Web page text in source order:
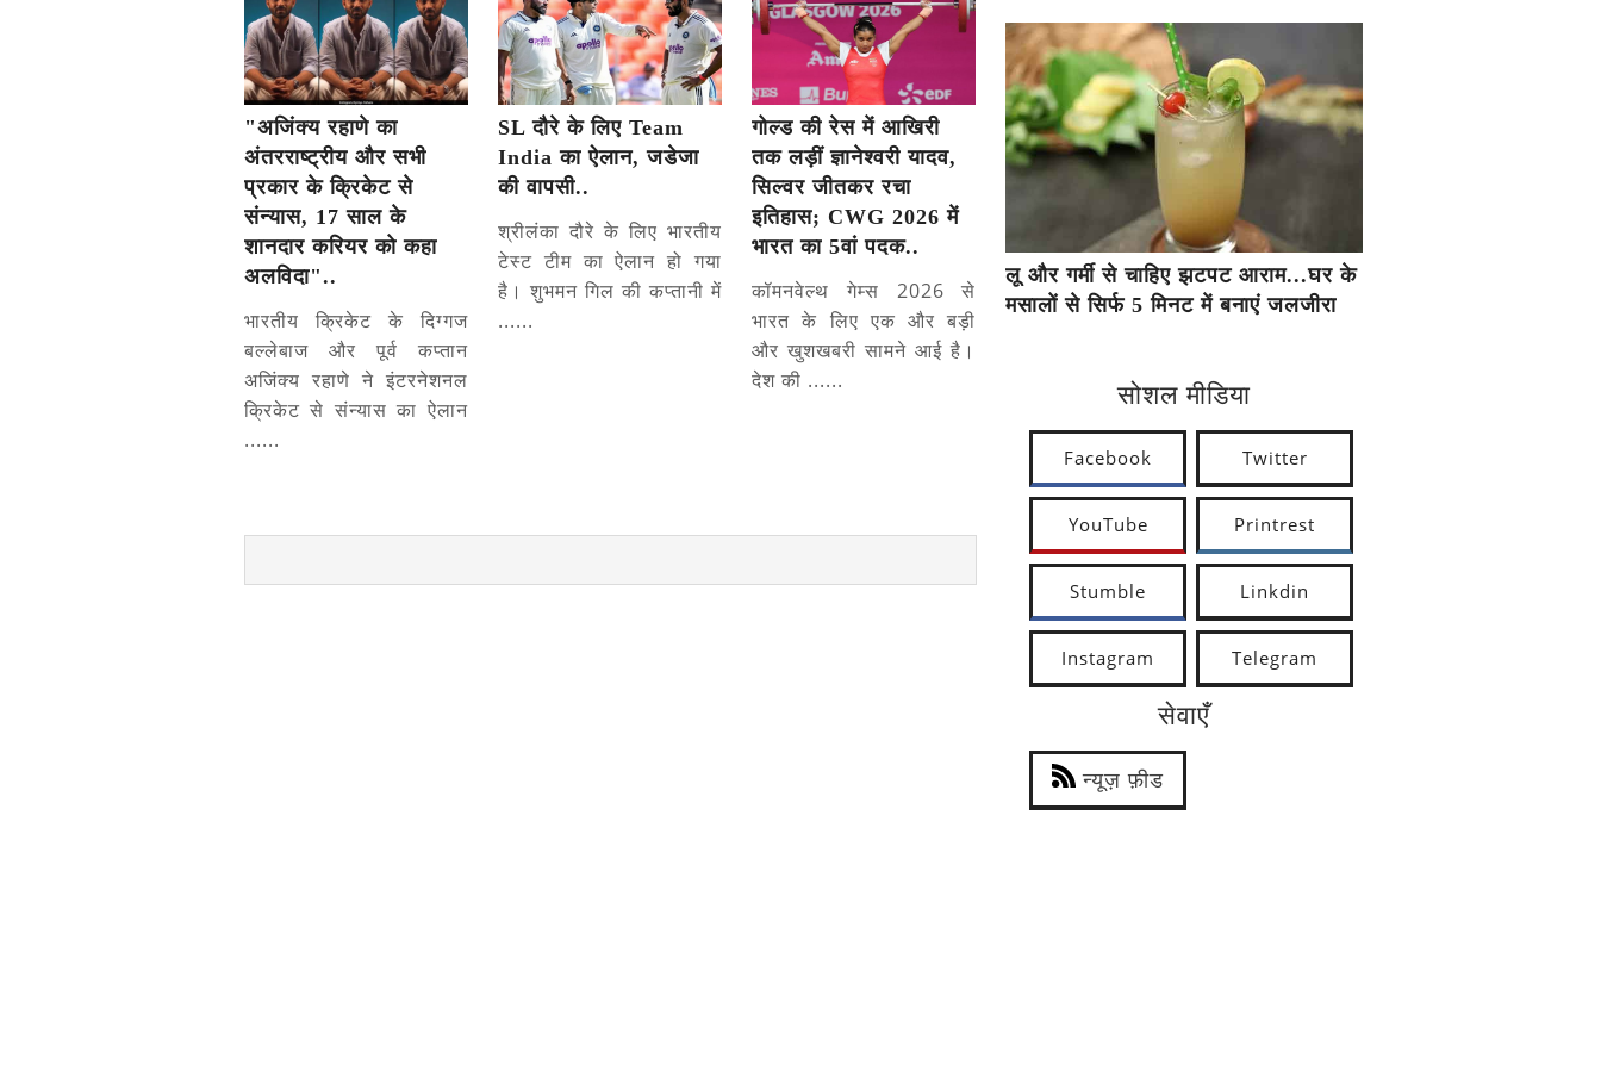
"अजिंक्य रहाणे का
अंतरराष्ट्रीय और सभी
प्रकार के क्रिकेट से
संन्यास, 17 साल के
शानदार करियर को कहा
अलविदा"..
भारतीय क्रिकेट के दिग्गज
बल्लेबाज और पूर्व कप्तान
अजिंक्य रहाणे ने इंटरनेशनल
क्रिकेट से संन्यास का ऐलान
......
SL दौरे के लिए Team
India का ऐलान, जडेजा
की वापसी..
श्रीलंका दौरे के लिए भारतीय
टेस्ट टीम का ऐलान हो गया
है। शुभमन गिल की कप्तानी में
......
गोल्ड की रेस में आखिरी
तक लड़ीं ज्ञानेश्वरी यादव,
सिल्वर जीतकर रचा
इतिहास; CWG 2026 में
भारत का 5वां पदक..
कॉमनवेल्थ गेम्स 2026 से
भारत के लिए एक और बड़ी
और खुशखबरी सामने आई है।
देश की ......
लू और गर्मी से चाहिए झटपट आराम...घर के
मसालों से सिर्फ 5 मिनट में बनाएं जलजीरा
सोशल मीडिया
Facebook Twitter
YouTube Printrest
Stumble Linkdin
Instagram Telegram
सेवाएँ
न्यूज़ फ़ीड